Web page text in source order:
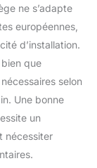
Il
l'abattant
de
contre la
ne s’adapte
européennes,
d’installation.
que
selon
Une bonne
un
nécessiter